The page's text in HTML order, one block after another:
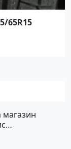
65R15
магазин